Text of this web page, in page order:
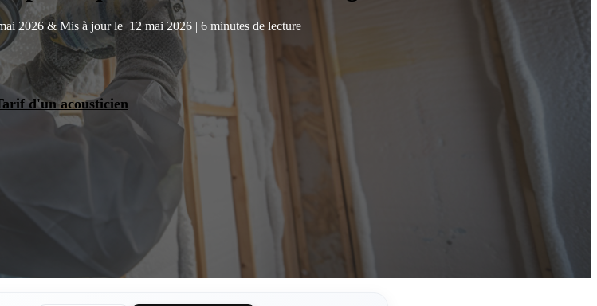
2026& Mis à jour le12 mai 2026 | 6 minutes de lecture
d'un acousticien